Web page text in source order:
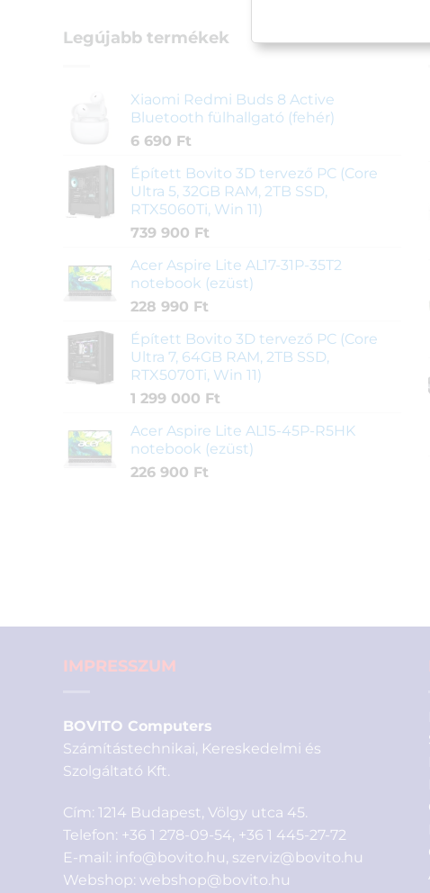
Legújabb termékek
Xiaomi Redmi Buds 8 Active
Bluetooth fülhallgató (fehér)
6 690 Ft
Épített Bovito 3D tervező PC (Core
Ultra 5, 32GB RAM, 2TB SSD,
RTX5060Ti, Win 11)
739 900 Ft
Acer Aspire Lite AL17-31P-35T2
notebook (ezüst)
228 990 Ft
Épített Bovito 3D tervező PC (Core
Ultra 7, 64GB RAM, 2TB SSD,
RTX5070Ti, Win 11)
1 299 000 Ft
Acer Aspire Lite AL15-45P-R5HK
notebook (ezüst)
226 900 Ft
IMPRESSZUM
BOVITO Computers
Számítástechnikai, Kereskedelmi és
Szolgáltató Kft.
Cím: 1214 Budapest, Völgy utca 45.
Telefon: +36 1 278-09-54 +36 1 445-27-72
E-mail: info@bovito.hu szerviz@bovito.hu
Webshop: webshop@bovito.hu